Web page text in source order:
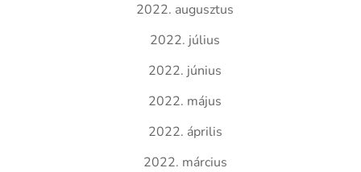
2022. augusztus
2022. július
2022. június
2022. május
2022. április
2022. március